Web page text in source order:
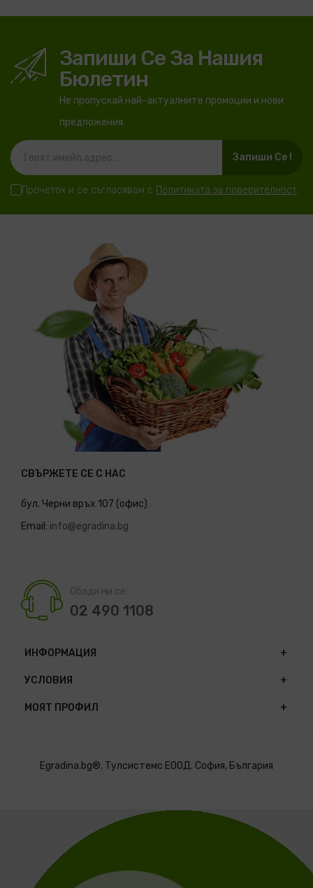
Запиши Се За Нашия
Бюлетин
Не пропускай най-актуалните промоции и нови
предложения.
Запиши Се !
Прочетох и се съгласявам с Политиката за поверителност.
СВЪРЖЕТЕ СЕ С НАС
бул. Черни връх 107 (офис)
Email: info@egradina.bg
Обади ни се:
02 490 1108
ИНФОРМАЦИЯ
УСЛОВИЯ
МОЯТ ПРОФИЛ
Egradina.bg®. Тулсистемс ЕООД. София, България